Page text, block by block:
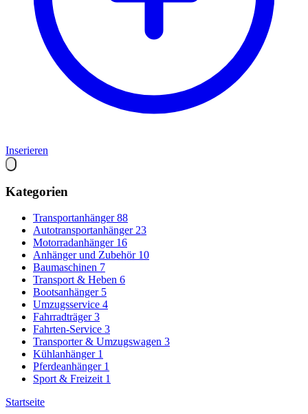
Inserieren
Kategorien
Transportanhänger 88
Autotransportanhänger 23
Motorradanhänger 16
Anhänger und Zubehör 10
Baumaschinen 7
Transport & Heben 6
Bootsanhänger 5
Umzugsservice 4
Fahrradträger 3
Fahrten-Service 3
Transporter & Umzugswagen 3
Kühlanhänger 1
Pferdeanhänger 1
Sport & Freizeit 1
Startseite